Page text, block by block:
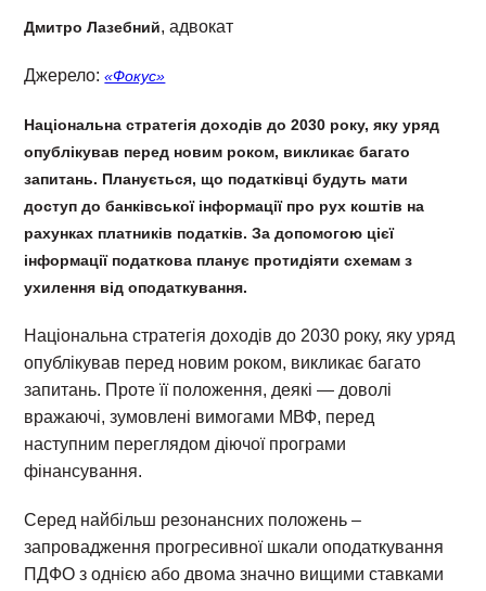
Дмитро Лазебний, адвокат
Джерело:«Фокус»
Національна стратегія доходів до 2030 року, яку уряд
опублікував перед новим роком, викликає багато
запитань. Планується, що податківці будуть мати
доступ до банківської інформації про рух коштів на
рахунках платників податків. За допомогою цієї
інформації податкова планує протидіяти схемам з
ухилення від оподаткування.
Національна стратегія доходів до 2030 року, яку уряд
опублікував перед новим роком, викликає багато
запитань. Проте її положення, деякі — доволі
вражаючі, зумовлені вимогами МВФ, перед
наступним переглядом діючої програми
фінансування.
Серед найбільш резонансних положень –
запровадження прогресивної шкали оподаткування
ПДФО з однією або двома значно вищими ставками